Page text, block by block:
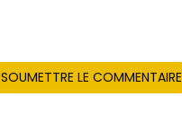
SOUMETTRE LE COMMENTAIRE